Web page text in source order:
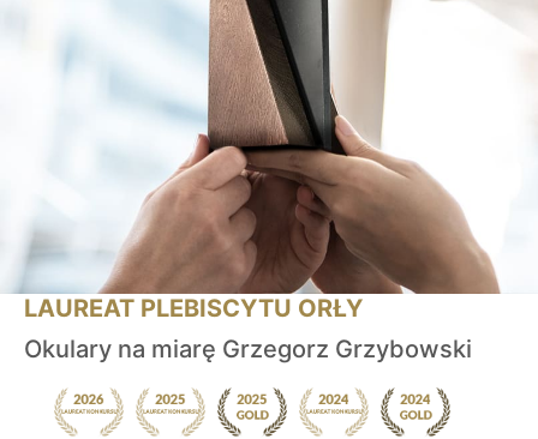
LAUREAT PLEBISCYTU ORŁY
Okulary na miarę Grzegorz Grzybowski